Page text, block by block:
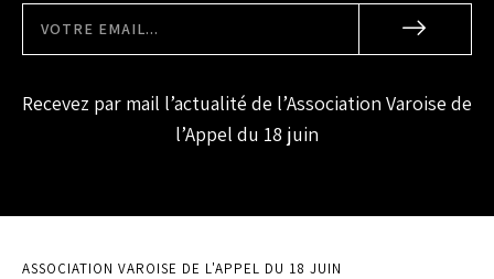
Recevez par mail l’actualité de l’Association Varoise de
l’Appel du 18 juin
ASSOCIATION VAROISE DE L'APPEL DU 18 JUIN